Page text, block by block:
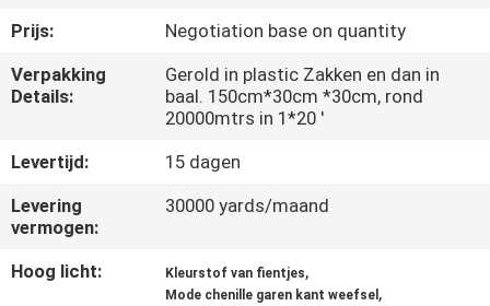
ONS
NIEUWS
VRAAG
EEN
OFFERTE
AAN
Prijs:
Negotiation base on quantity
Verpakking
Details:
Gerold in plastic Zakken en dan in
baal. 150cm*30cm *30cm, rond
20000mtrs in 1*20 '
Levertijd:
15 dagen
Levering
vermogen:
30000 yards/maand
Hoog licht: Kleurstof van fientjes,
Mode chenille garen kant weefsel ,